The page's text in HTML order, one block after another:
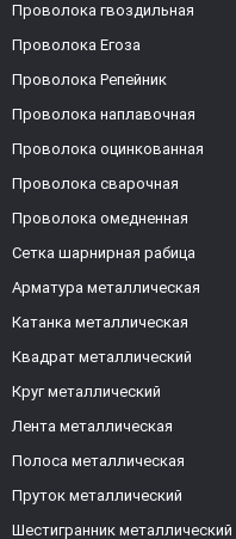
Проволока гвоздильная
Проволока Егоза
Проволока Репейник
Проволока наплавочная
Проволока оцинкованная
Проволока сварочная
Проволока омедненная
Сетка шарнирная рабица
Арматура металлическая
Катанка металлическая
Квадрат металлический
Круг металлический
Лента металлическая
Полоса металлическая
Пруток металлический
Шестигранник металлический